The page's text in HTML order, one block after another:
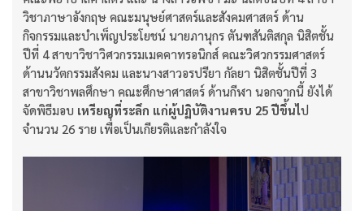
วิชาภาษาอังกฤษ คณะมนุษย์ศาสตร์และสังคมศาสตร์ ด้าน
กิจกรรมและบำเพ็ญประโยชน์ นายภานุกร ตันฑสันติสกุล นิสิตชั้น
ปีที่ 4 สาขาวิชาวิศวกรรมเมคคาทรอนิกส์ คณะวิศวกรรมศาสตร์
ด้านนวัตกรรมสังคม และนางสาวอรปรียา กัลยา นิสิตชั้นปีที่ 3
สาขาวิชาพลศึกษา คณะศึกษาศาสตร์ ด้านกีฬา นอกจากนี้ ยังได้
จัดพิธีมอบ เหรียญที่ระลึก แก่ผู้ปฏิบัติงานครบ 25 ปีขึ้นไป
จำนวน 26 ราย เพื่อเป็นเกียรติและกำลังใจ